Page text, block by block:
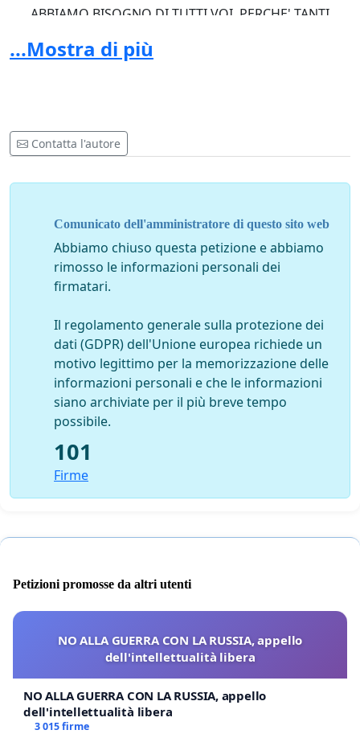
ABBIAMO BISOGNO DI TUTTI VOI, PERCHE' TANTI
PROPOSTA!!!
...Mostra di più
Contatta l'autore
Comunicato dell'amministratore di questo sito web
Abbiamo chiuso questa petizione e abbiamo
rimosso le informazioni personali dei
firmatari.
Il regolamento generale sulla protezione dei
dati (GDPR) dell'Unione europea richiede un
motivo legittimo per la memorizzazione delle
informazioni personali e che le informazioni
siano archiviate per il più breve tempo
possibile.
101
Firme
Petizioni promosse da altri utenti
NO ALLA GUERRA CON LA RUSSIA, appello
dell'intellettualità libera
NO ALLA GUERRA CON LA RUSSIA, appello
dell'intellettualità libera
3 015 firme